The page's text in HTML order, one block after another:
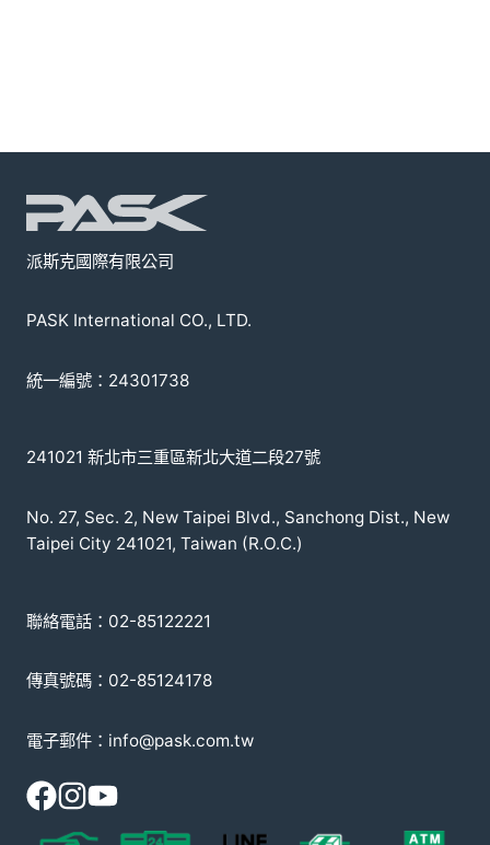
派斯克國際有限公司
PASK International CO., LTD.
統一編號：24301738
241021 新北市三重區新北大道二段27號
No. 27, Sec. 2, New Taipei Blvd., Sanchong Dist., New
Taipei City 241021, Taiwan (R.O.C.)
聯絡電話：02-85122221
傳真號碼：02-85124178
電子郵件：info@pask.com.tw